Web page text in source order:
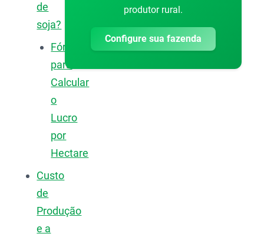
de
soja?
Fórmula
para
Calcular
o
Lucro
por
Hectare
Custo
de
Produção
e a
produtor rural.
Configure sua fazenda